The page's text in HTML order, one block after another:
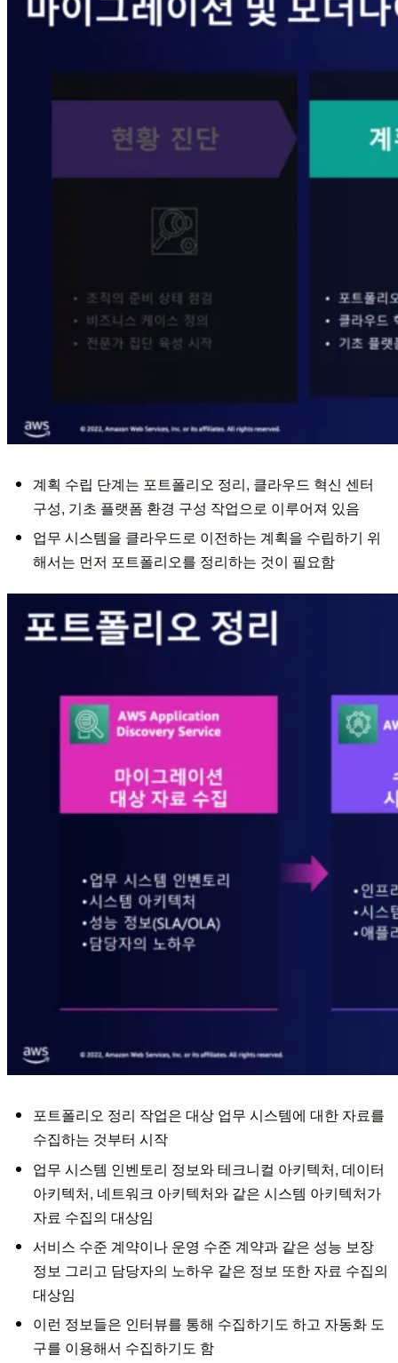
계획 수립 단계는 포트폴리오 정리, 클라우드 혁신 센터
구성, 기초 플랫폼 환경 구성 작업으로 이루어져 있음
업무 시스템을 클라우드로 이전하는 계획을 수립하기 위
해서는 먼저 포트폴리오를 정리하는 것이 필요함
포트폴리오 정리 작업은 대상 업무 시스템에 대한 자료를
수집하는 것부터 시작
업무 시스템 인벤토리 정보와 테크니컬 아키텍처, 데이터
아키텍처, 네트워크 아키텍처와 같은 시스템 아키텍처가
자료 수집의 대상임
서비스 수준 계약이나 운영 수준 계약과 같은 성능 보장
정보 그리고 담당자의 노하우 같은 정보 또한 자료 수집의
대상임
이런 정보들은 인터뷰를 통해 수집하기도 하고 자동화 도
구를 이용해서 수집하기도 함